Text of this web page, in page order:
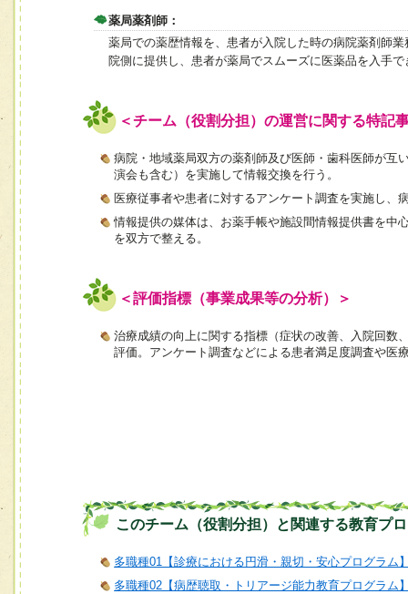
薬局薬剤師：
薬局での薬歴情報を、患者が入院した時の病院薬剤師
院側に提供し、患者が薬局でスムーズに医薬品を入手
＜チーム（役割分担）の運営に関する特記
病院・地域薬局双方の薬剤師及び医師・歯科医師が互
演会も含む）を実施して情報交換を行う。
医療従事者や患者に対するアンケート調査を実施し、
情報提供の媒体は、お薬手帳や施設間情報提供書を中
を双方で整える。
＜評価指標（事業成果等の分析）＞
治療成績の向上に関する指標（症状の改善、入院回数
評価。アンケート調査などによる患者満足度調査や医
このチーム（役割分担）と関連する教育プ
多職種01【診療における円滑・親切・安心プログラム
多職種02【病歴聴取・トリアージ能力教育プログラム